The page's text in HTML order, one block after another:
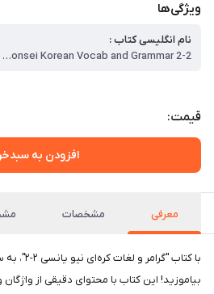
ویژگی‌ها
نام انگلیسی کتاب :
New Yonsei Korean Vocab and Grammar 2-2
قیمت:
افزودن به
معرفی مشخصات
با کتاب
بیاموزید! این کتاب با محتوای دقیقی از واژگان